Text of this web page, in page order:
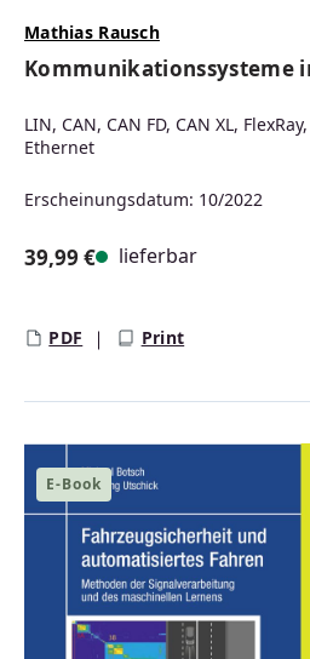
Mathias Rausch
Kommunikationssysteme
LIN, CAN, CAN FD, CAN XL,
Ethernet
Erscheinungsdatum: 10/2022
39,99 € lieferbar
PDF Print
E-Book